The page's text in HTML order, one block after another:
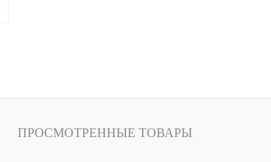
ПРОСМОТРЕННЫЕ ТОВАРЫ